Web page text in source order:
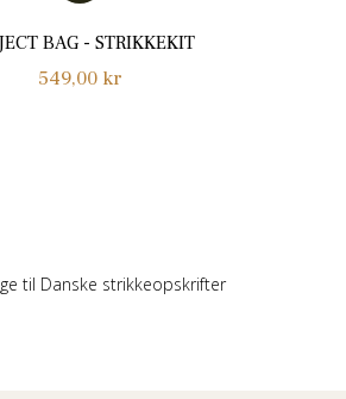
BAG - STRIKKEKIT
Normalpris
549,00 kr
til Danske strikkeopskrifter